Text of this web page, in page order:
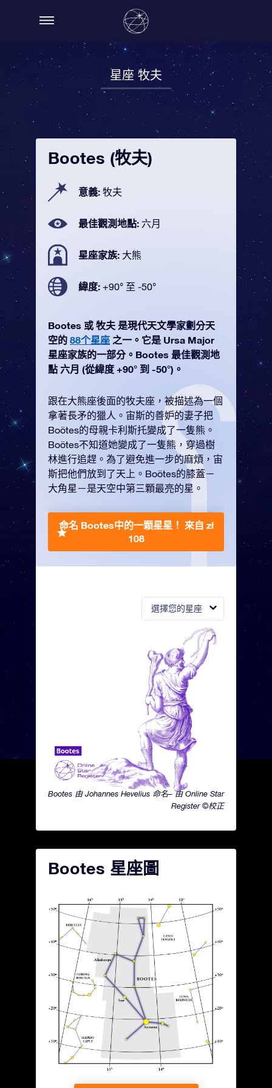
星座 牧夫
選擇您的星座
Bootes 由 Johannes Hevelius 命名– 由 Online Star
Register ©校正
Bootes (牧夫)
意義: 牧夫
最佳觀測地點: 六月
星座家族: 大熊
緯度: +90° 至 -50°
Bootes 或 牧夫 是現代天文學家劃分天
空的 88个星座 之一。它是 Ursa Major
星座家族的一部分。Bootes 最佳觀測地
點 六月 (從緯度 +90° 到 -50°)。
跟在大熊座後面的牧夫座，被描述為一個
拿著長矛的獵人。宙斯的善妒的妻子把
Boötes的母親卡利斯托變成了一隻熊。
Boötes不知道她變成了一隻熊，穿過樹
林進行追趕。為了避免進一步的麻煩，宙
斯把他們放到了天上。Boötes的膝蓋－
大角星－是天空中第三顆最亮的星。
命名 Bootes中的一顆星星！ 來自 zł
108
Bootes 星座圖